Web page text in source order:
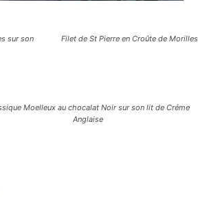
sur son
Filet de St Pierre en Croûte de Morilles
Moelleux au chocalat Noir sur son lit de Créme
Anglaise